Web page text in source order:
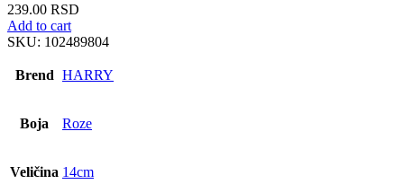
239.00 RSD
Add to cart
SKU: 102489804
Brend HARRY
Boja Roze
Veličina 14cm